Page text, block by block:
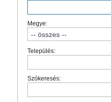
Megye:
Település:
Szókeresés: